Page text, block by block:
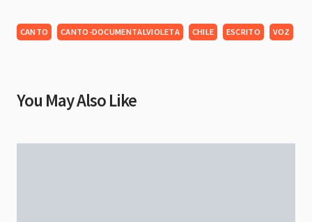
CANTO CANTO-DOCUMENTALVIOLETA CHILE ESCRITO VOZ
You May Also Like